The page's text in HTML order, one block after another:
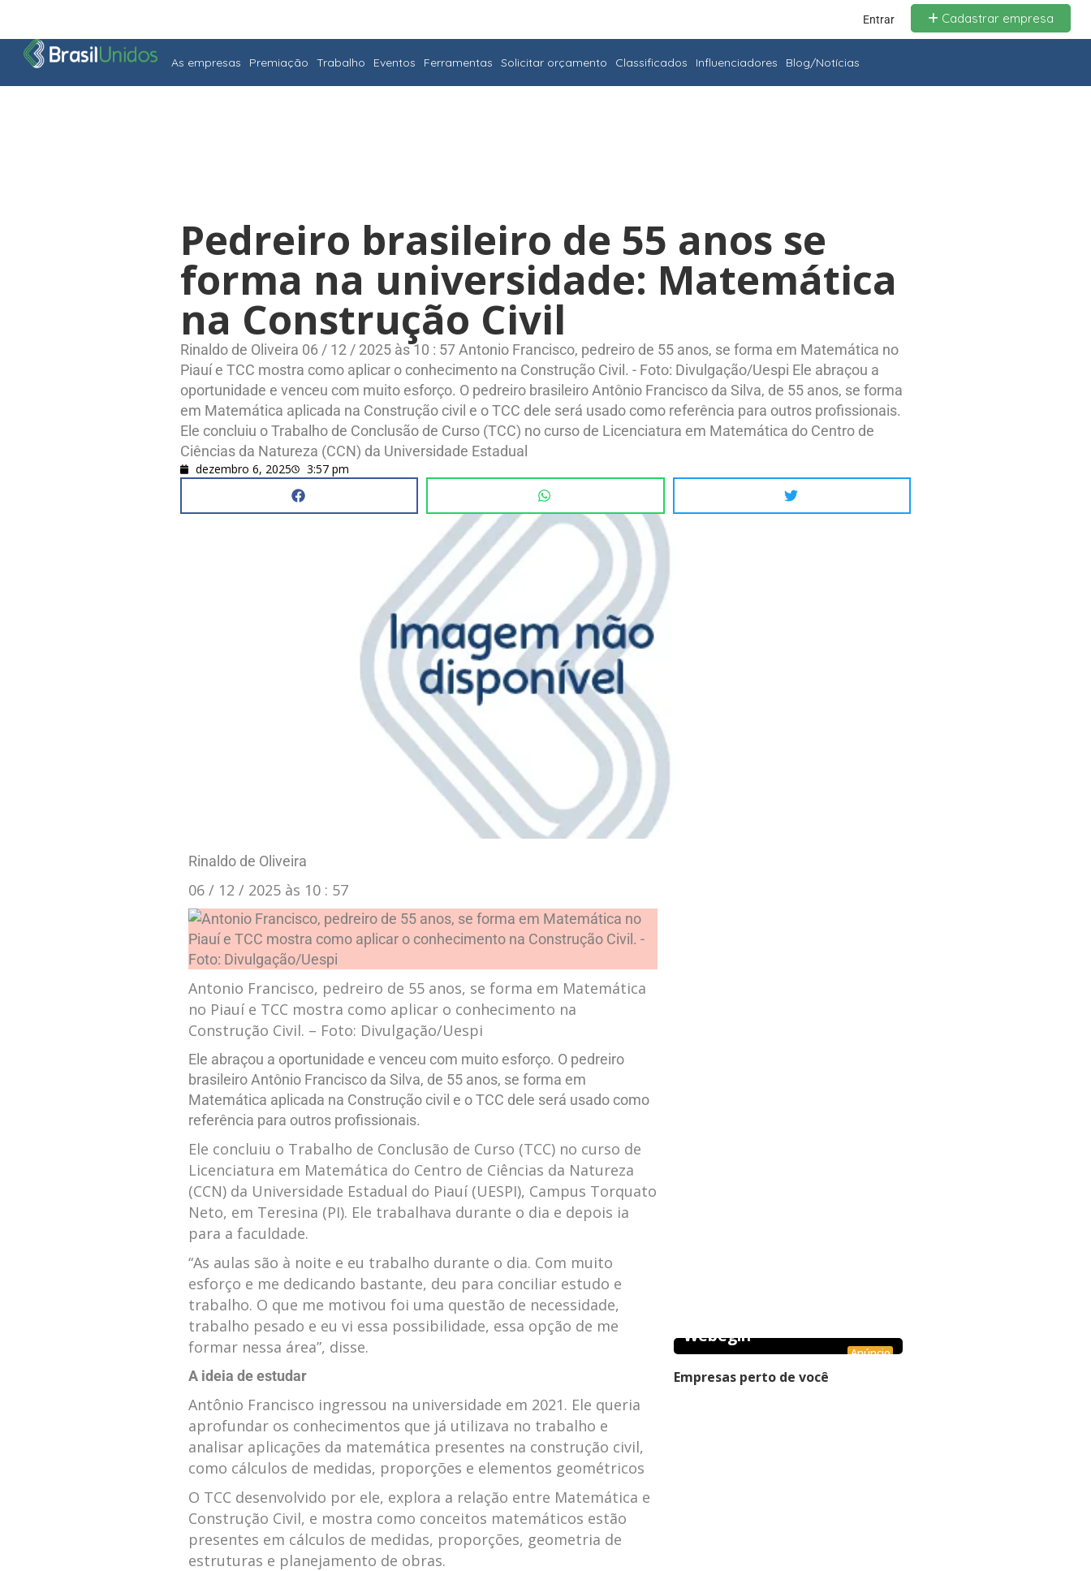
Entrar Cadastrar empresa
As empresas Premiação Trabalho Eventos Ferramentas Solicitar orçamento Classificados Influenciadores Blog/Notícias
Pedreiro brasileiro de 55 anos se
forma na universidade: Matemática
na Construção Civil
Rinaldo de Oliveira 06 / 12 / 2025 às 10 : 57 Antonio Francisco, pedreiro de 55 anos, se forma em Matemática no
Piauí e TCC mostra como aplicar o conhecimento na Construção Civil. - Foto: Divulgação/Uespi Ele abraçou a
oportunidade e venceu com muito esforço. O pedreiro brasileiro Antônio Francisco da Silva, de 55 anos, se forma
em Matemática aplicada na Construção civil e o TCC dele será usado como referência para outros profissionais.
Ele concluiu o Trabalho de Conclusão de Curso (TCC) no curso de Licenciatura em Matemática do Centro de
Ciências da Natureza (CCN) da Universidade Estadual
dezembro 6, 2025 3:57 pm
Rinaldo de Oliveira
06 / 12 / 2025 às 10 : 57
Antonio Francisco, pedreiro de 55 anos, se forma em Matemática
no Piauí e TCC mostra como aplicar o conhecimento na
Construção Civil. – Foto: Divulgação/Uespi
Ele abraçou a oportunidade e venceu com muito esforço. O pedreiro
brasileiro Antônio Francisco da Silva, de 55 anos, se forma em
Matemática aplicada na Construção civil e o TCC dele será usado como
referência para outros profissionais.
Ele concluiu o Trabalho de Conclusão de Curso (TCC) no curso de
Licenciatura em Matemática do Centro de Ciências da Natureza
(CCN) da Universidade Estadual do Piauí (UESPI), Campus Torquato
Neto, em Teresina (PI). Ele trabalhava durante o dia e depois ia
para a faculdade.
“As aulas são à noite e eu trabalho durante o dia. Com muito
esforço e me dedicando bastante, deu para conciliar estudo e
trabalho. O que me motivou foi uma questão de necessidade,
trabalho pesado e eu vi essa possibilidade, essa opção de me
formar nessa área”, disse.
A ideia de estudar
Antônio Francisco ingressou na universidade em 2021. Ele queria
aprofundar os conhecimentos que já utilizava no trabalho e
analisar aplicações da matemática presentes na construção civil,
como cálculos de medidas, proporções e elementos geométricos
O TCC desenvolvido por ele, explora a relação entre Matemática e
Construção Civil, e mostra como conceitos matemáticos estão
presentes em cálculos de medidas, proporções, geometria de
estruturas e planejamento de obras.
Anúncio
Webegin
Empresas perto de você